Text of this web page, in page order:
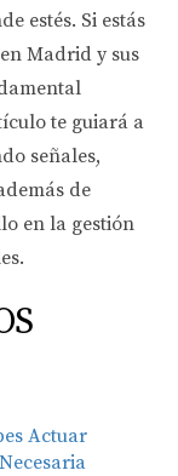
estés. Si estás
Madrid y sus
te guiará a
señales,
de
en la gestión
Actuar